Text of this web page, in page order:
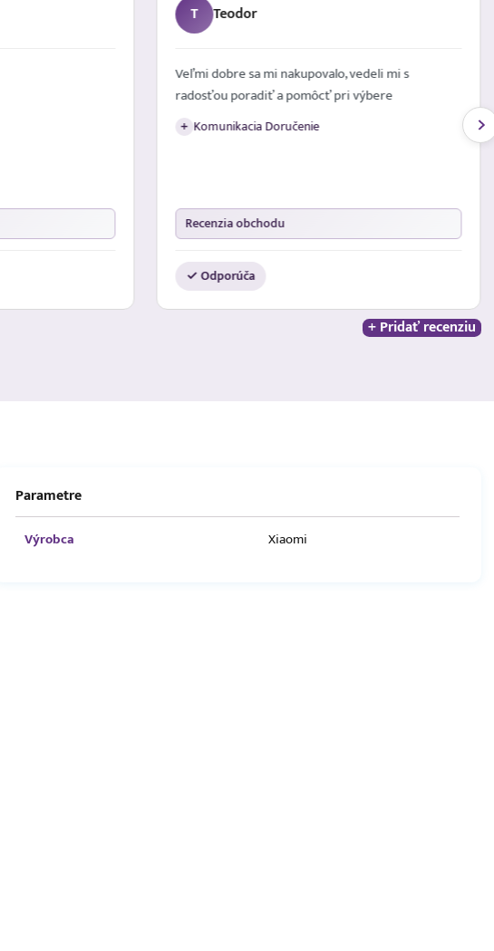
T Teodor
Veľmi dobre sa mi nakupovalo, vedeli mi s
radosťou poradiť a pomôcť pri výbere
+ Komunikacia Doručenie
Recenzia obchodu
✓ Odporúča
+ Pridať recenziu
Parametre
Výrobca Xiaomi